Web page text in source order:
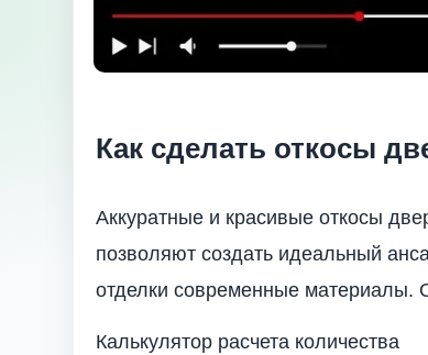
Как сделать откосы
Аккуратные и красивые откосы
позволяют создать идеальный
отделки современные материалы.
Калькулятор расчета количества